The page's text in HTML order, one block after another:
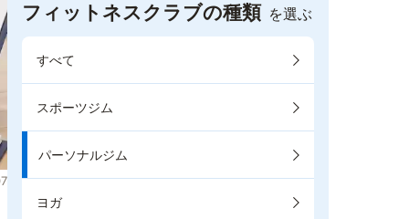
フィットネスクラブの種類 を選ぶ
すべて
スポーツジム
パーソナルジム
ヨガ